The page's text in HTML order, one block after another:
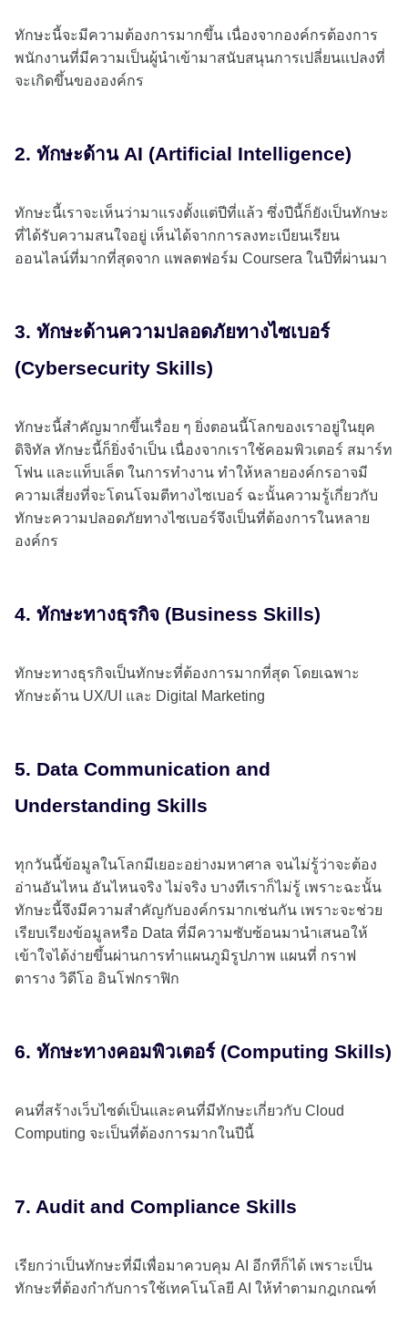
ทักษะนี้จะมีความต้องการมากขึ้น เนื่องจากองค์กรต้องการ
พนักงานที่มีความเป็นผู้นำเข้ามาสนับสนุนการเปลี่ยนแปลงที่
จะเกิดขึ้นขององค์กร
2. ทักษะด้าน AI (Artificial Intelligence)
ทักษะนี้เราจะเห็นว่ามาแรงตั้งแต่ปีที่แล้ว ซึ่งปีนี้ก็ยังเป็นทักษะ
ที่ได้รับความสนใจอยู่ เห็นได้จากการลงทะเบียนเรียน
ออนไลน์ที่มากที่สุดจาก แพลตฟอร์ม Coursera ในปีที่ผ่านมา
3. ทักษะด้านความปลอดภัยทางไซเบอร์
(Cybersecurity Skills)
ทักษะนี้สำคัญมากขึ้นเรื่อย ๆ ยิ่งตอนนี้โลกของเราอยู่ในยุค
ดิจิทัล ทักษะนี้ก็ยิ่งจำเป็น เนื่องจากเราใช้คอมพิวเตอร์ สมาร์ท
โฟน และแท็บเล็ต ในการทำงาน ทำให้หลายองค์กรอาจมี
ความเสี่ยงที่จะโดนโจมตีทางไซเบอร์ ฉะนั้นความรู้เกี่ยวกับ
ทักษะความปลอดภัยทางไซเบอร์จึงเป็นที่ต้องการในหลาย
องค์กร
4. ทักษะทางธุรกิจ (Business Skills)
ทักษะทางธุรกิจเป็นทักษะที่ต้องการมากที่สุด โดยเฉพาะ
ทักษะด้าน UX/UI และ Digital Marketing
5. Data Communication and
Understanding Skills
ทุกวันนี้ข้อมูลในโลกมีเยอะอย่างมหาศาล จนไม่รู้ว่าจะต้อง
อ่านอันไหน อันไหนจริง ไม่จริง บางทีเราก็ไม่รู้ เพราะฉะนั้น
ทักษะนี้จึงมีความสำคัญกับองค์กรมากเช่นกัน เพราะจะช่วย
เรียบเรียงข้อมูลหรือ Data ที่มีความซับซ้อนมานำเสนอให้
เข้าใจได้ง่ายขึ้นผ่านการทำแผนภูมิรูปภาพ แผนที่ กราฟ
ตาราง วิดีโอ อินโฟกราฟิก
6. ทักษะทางคอมพิวเตอร์ (Computing Skills)
คนที่สร้างเว็บไซต์เป็นและคนที่มีทักษะเกี่ยวกับ Cloud
Computing จะเป็นที่ต้องการมากในปีนี้
7. Audit and Compliance Skills
เรียกว่าเป็นทักษะที่มีเพื่อมาควบคุม AI อีกทีก็ได้ เพราะเป็น
ทักษะที่ต้องกำกับการใช้เทคโนโลยี AI ให้ทำตามกฎเกณฑ์